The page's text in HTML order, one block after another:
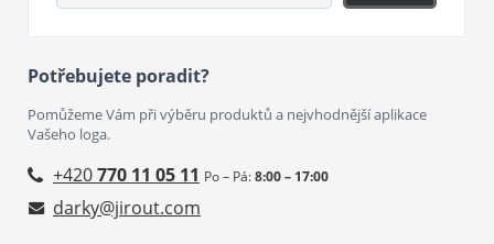
Potřebujete poradit?
Pomůžeme Vám při výběru produktů a nejvhodnější aplikace
Vašeho loga.
+420770 11 05 11 Po – Pá:8:00 – 17:00
darky@jirout.com